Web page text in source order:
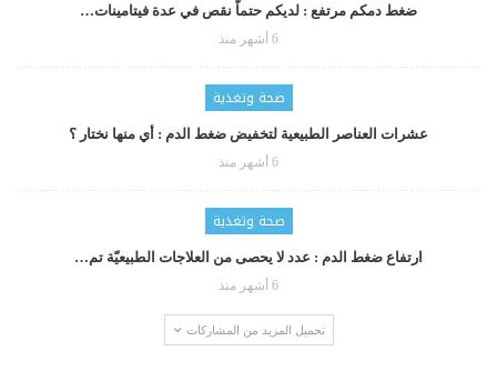
ضغط دمكم مرتفع : لديكم حتماّ نقص في عدة فيتامينات…
6 أشهر منذ
صحة وتغذية
عشرات العناصر الطبيعية لتخفيض ضغط الدم : أي منها نختار ؟
6 أشهر منذ
صحة وتغذية
ارتفاع ضغط الدم : عدد لا يحصى من العلاجات الطبيعيّة تم…
6 أشهر منذ
تحميل المزيد من المشاركات